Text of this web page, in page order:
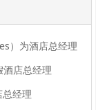
）为酒店总经理
店总经理
经理